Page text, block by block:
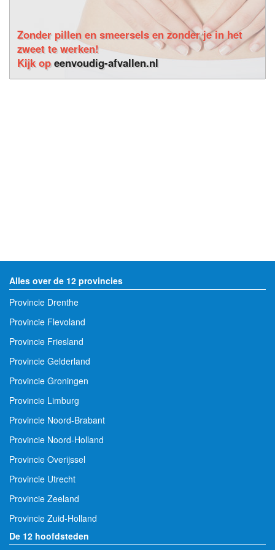
Zonder pillen en smeersels en zonder je in het
zweet te werken!
Kijk opeenvoudig-afvallen.nl
Alles over de 12 provincies
Provincie Drenthe
Provincie Flevoland
Provincie Friesland
Provincie Gelderland
Provincie Groningen
Provincie Limburg
Provincie Noord-Brabant
Provincie Noord-Holland
Provincie Overijssel
Provincie Utrecht
Provincie Zeeland
Provincie Zuid-Holland
De 12 hoofdsteden